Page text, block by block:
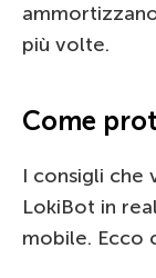
più volte.
Come
I consigli che
LokiBot in
mobile. Ecco